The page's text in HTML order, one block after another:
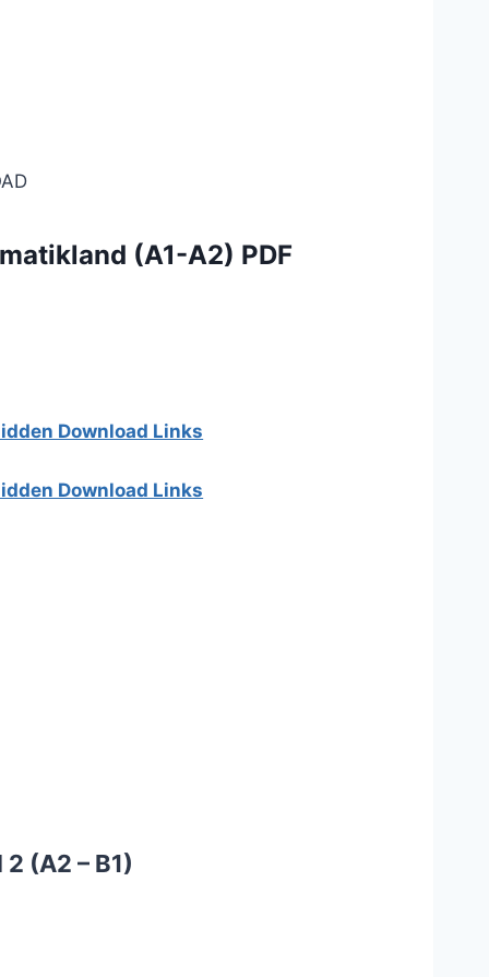
(A1-A2) PDF
Download Links
Download Links
(A2 – B1)